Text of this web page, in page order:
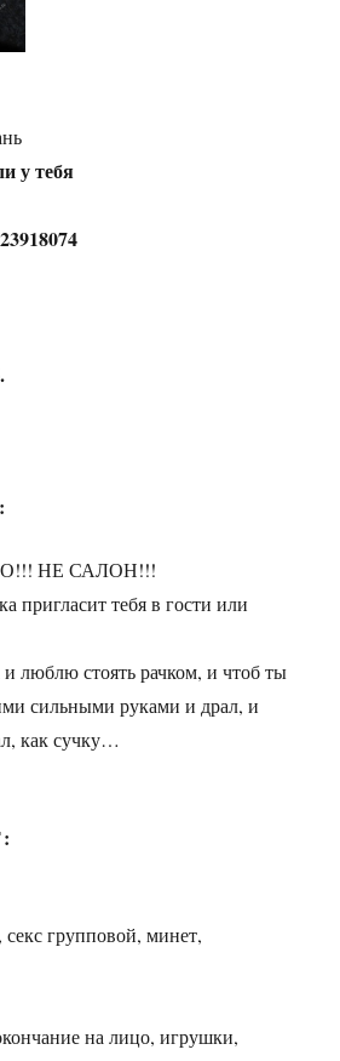
у тебя
НЕ САЛОН!!!
пригласит тебя в гости или
и люблю стоять рачком, и чтоб ты
сильными руками и драл, и
как сучку…
секс групповой, минет,
на лицо, игрушки,